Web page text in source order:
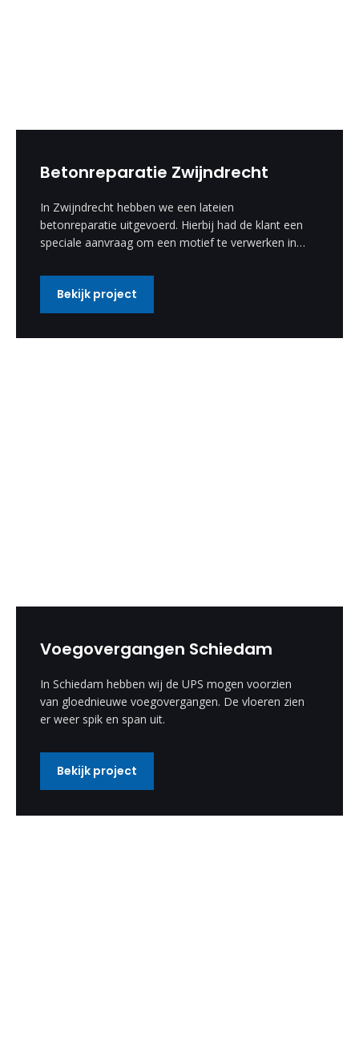
Betonreparatie Zwijndrecht
In Zwijndrecht hebben we een lateien
betonreparatie uitgevoerd. Hierbij had de klant een
speciale aanvraag om een motief te verwerken in
uitgevoerd en is een enorm mooi resultaat
geworden.
Bekijk project
Voegovergangen Schiedam
In Schiedam hebben wij de UPS mogen voorzien
van gloednieuwe voegovergangen. De vloeren zien
er weer spik en span uit.
Bekijk project